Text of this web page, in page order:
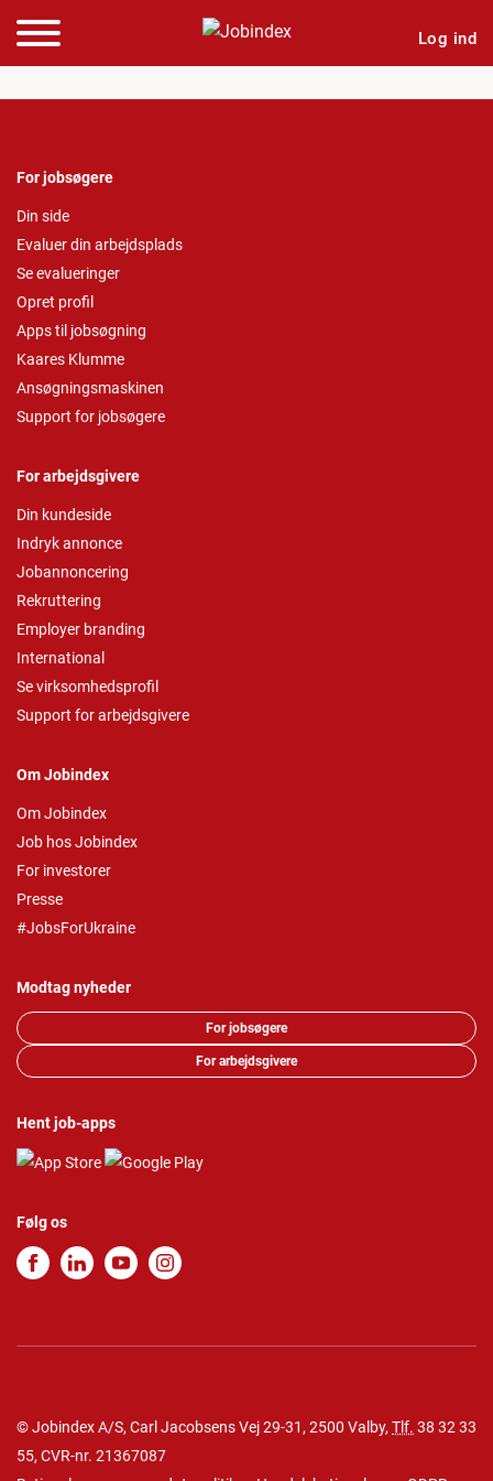
Log ind
For jobsøgere
Din side
Evaluer din arbejdsplads
Se evalueringer
Opret profil
Apps til jobsøgning
Kaares Klumme
Ansøgningsmaskinen
Support for jobsøgere
For arbejdsgivere
Din kundeside
Indryk annonce
Jobannoncering
Rekruttering
Employer branding
International
Se virksomhedsprofil
Support for arbejdsgivere
Om Jobindex
Om Jobindex
Job hos Jobindex
For investorer
Presse
#JobsForUkraine
Modtag nyheder
For jobsøgere
For arbejdsgivere
Hent job-apps
Følg os
© Jobindex A/S, Carl Jacobsens Vej 29-31, 2500 Valby, Tlf. 38 32 33
55, CVR-nr. 21367087